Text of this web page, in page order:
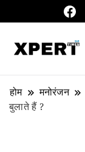
होम मनोरंजन
बुलाते हैं ?